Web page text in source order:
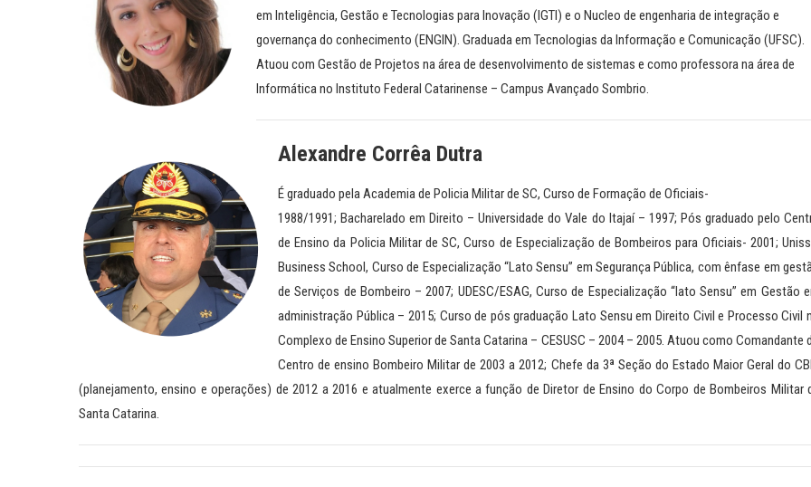
em Inteligência, Gestão e Tecnologias para Inovação (IGTI) e o Nucleo de engenharia de integração e
governança do conhecimento (ENGIN). Graduada em Tecnologias da Informação e Comunicação (UFSC).
Atuou com Gestão de Projetos na área de desenvolvimento de sistemas e como professora na área de
Informática no Instituto Federal Catarinense – Campus Avançado Sombrio.
Alexandre Corrêa Dutra
É graduado pela Academia de Policia Militar de SC, Curso de Formação de Oficiais-
1988/1991; Bacharelado em Direito – Universidade do Vale do Itajaí – 1997; Pós graduado pelo
de Ensino da Policia Militar de SC, Curso de Especialização de Bombeiros para Oficiais- 2001;
Business School, Curso de Especialização “Lato Sensu” em Segurança Pública, com ênfase em
de Serviços de Bombeiro – 2007; UDESC/ESAG, Curso de Especialização “lato Sensu” em Gestão
administração Pública – 2015; Curso de pós graduação Lato Sensu em Direito Civil e Processo Civil
Complexo de Ensino Superior de Santa Catarina – CESUSC – 2004 – 2005. Atuou como Comandante
Centro de ensino Bombeiro Militar de 2003 a 2012; Chefe da 3ª Seção do Estado Maior Geral do
(planejamento, ensino e operações) de 2012 a 2016 e atualmente exerce a função de Diretor de Ensino do Corpo de Bombeiros Militar
Santa Catarina.